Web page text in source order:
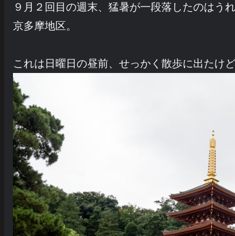
９月２回目の週末、猛暑が一段落したのはう
京多摩地区。
これは日曜日の昼前、せっかく散歩に出たけ